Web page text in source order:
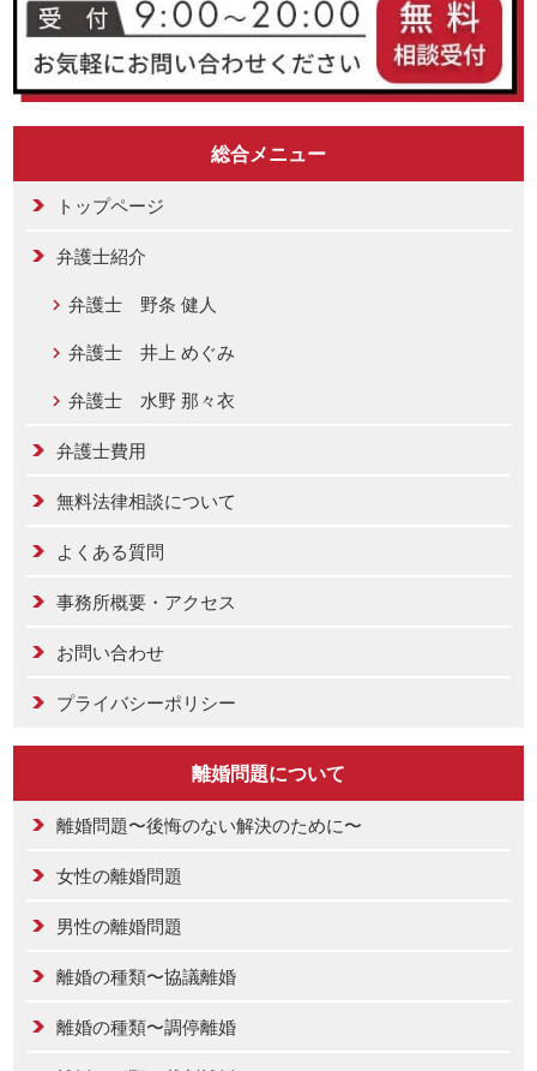
総合メニュー
トップページ
弁護士紹介
弁護士 野条 健人
弁護士 井上 めぐみ
弁護士 水野 那々衣
弁護士費用
無料法律相談について
よくある質問
事務所概要・アクセス
お問い合わせ
プライバシーポリシー
離婚問題について
離婚問題〜後悔のない解決のために〜
女性の離婚問題
男性の離婚問題
離婚の種類〜協議離婚
離婚の種類〜調停離婚